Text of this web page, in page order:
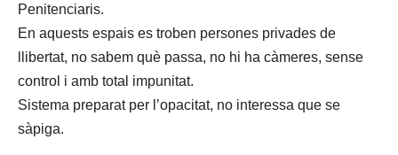
Penitenciaris.
En aquests espais es troben persones privades de
llibertat, no sabem què passa, no hi ha càmeres, sense
control i amb total impunitat.
Sistema preparat per l’opacitat, no interessa que se
sàpiga.